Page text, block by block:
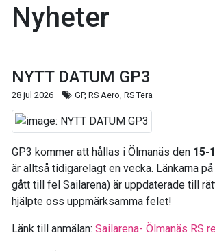
Nyheter
NYTT DATUM GP3
28 jul 2026 GP, RS Aero, RS Tera
GP3 kommer att hållas i Ölmanäs den 15-
är alltså tidigarelagt en vecka. Länkarna
gått till fel Sailarena) är uppdaterade till
hjälpte oss uppmärksamma felet!
Länk till anmälan: Sailarena- Ölmanäs RS